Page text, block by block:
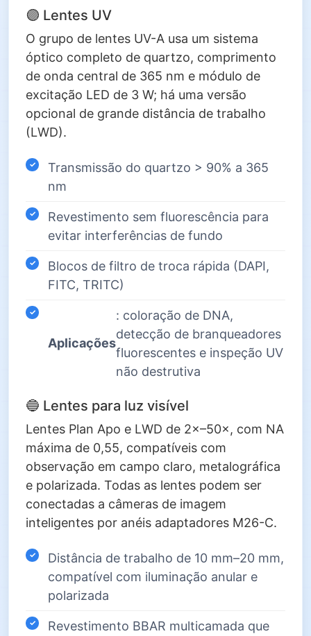
🟣 Lentes UV
O grupo de lentes UV-A usa um sistema
óptico completo de quartzo, comprimento
de onda central de 365 nm e módulo de
excitação LED de 3 W; há uma versão
opcional de grande distância de trabalho
(LWD).
Transmissão do quartzo > 90% a 365
nm
Revestimento sem fluorescência para
evitar interferências de fundo
Blocos de filtro de troca rápida (DAPI,
FITC, TRITC)
Aplicações
: coloração de DNA,
detecção de branqueadores
fluorescentes e inspeção UV
não destrutiva
🔵 Lentes para luz visível
Lentes Plan Apo e LWD de 2×–50×, com NA
máxima de 0,55, compatíveis com
observação em campo claro, metalográfica
e polarizada. Todas as lentes podem ser
conectadas a câmeras de imagem
inteligentes por anéis adaptadores M26-C.
Distância de trabalho de 10 mm–20 mm,
compatível com iluminação anular e
polarizada
Revestimento BBAR multicamada que